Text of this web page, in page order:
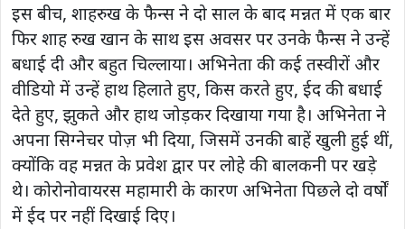
इस बीच, शाहरुख के फैन्स ने दो साल के बाद मन्नत में एक बार
फिर शाह रुख खान के साथ इस अवसर पर उनके फैन्स ने उन्हें
बधाई दी और बहुत चिल्लाया। अभिनेता की कई तस्वीरों और
वीडियो में उन्हें हाथ हिलाते हुए, किस करते हुए, ईद की बधाई
देते हुए, झुकते और हाथ जोड़कर दिखाया गया है। अभिनेता ने
अपना सिग्नेचर पोज़ भी दिया, जिसमें उनकी बाहें खुली हुई थीं,
क्योंकि वह मन्नत के प्रवेश द्वार पर लोहे की बालकनी पर खड़े
थे। कोरोनोवायरस महामारी के कारण अभिनेता पिछले दो वर्षों
में ईद पर नहीं दिखाई दिए।